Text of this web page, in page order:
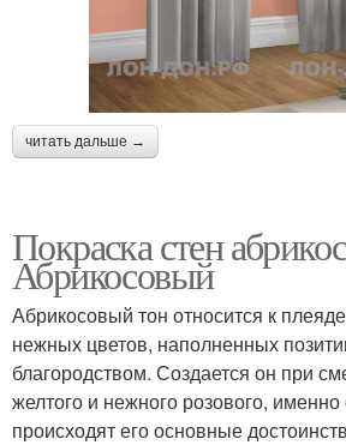
читать дальше →
Покраска стен
Абрикосовый
Абрикосовый тон относится к
нежных цветов, наполненных
благородством. Создается он при
желтого и нежного розового, именно
происходят его основные